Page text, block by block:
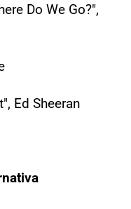
Do We Go?",
Ed Sheeran